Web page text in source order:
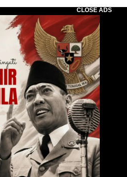
CLOSE ADS